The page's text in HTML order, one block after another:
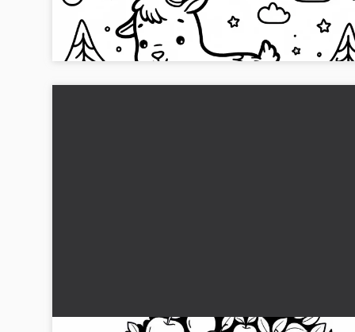
Gå ikke glip af denne malebog med en ged på et
Download den gratis nu og farvelæg!...